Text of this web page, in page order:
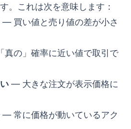
。これは次を意味します：
— 買い値と売り値の差が小さ
の」確率に近い値で取引で
— 大きな注文が表示価格に
— 常に価格が動いているアク